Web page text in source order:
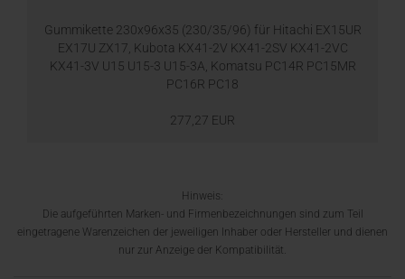
Gummikette 230x96x35 (230/35/96) für Hitachi EX15UR
EX17U ZX17, Kubota KX41-2V KX41-2SV KX41-2VC
KX41-3V U15 U15-3 U15-3A, Komatsu PC14R PC15MR
PC16R PC18
277,27 EUR
Hinweis:
Die aufgeführten Marken- und Firmenbezeichnungen sind zum Teil
eingetragene Warenzeichen der jeweiligen Inhaber oder Hersteller und dienen
nur zur Anzeige der Kompatibilität.